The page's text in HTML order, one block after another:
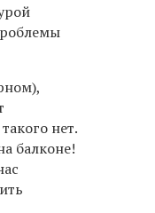
нет.
балконе!